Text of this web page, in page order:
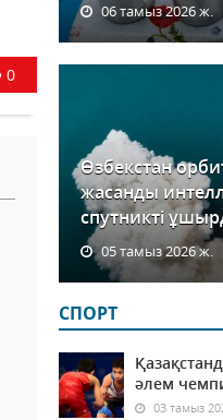
0
06 тамыз 2026 ж.
Өзбекстан
жасанды
спутникті
05 тамыз 2026 ж.
СПОРТ
әлем
03 тамыз